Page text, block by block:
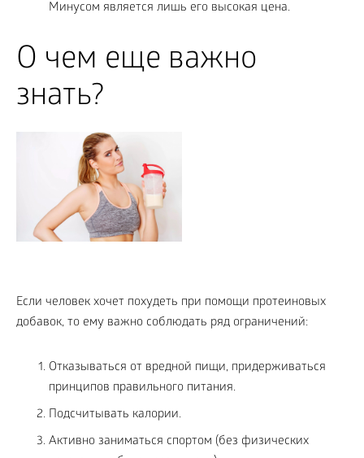
Минусом является лишь его высокая цена.
О чем еще важно
знать?
Если человек хочет похудеть при помощи протеиновых
добавок, то ему важно соблюдать ряд ограничений:
Отказываться от вредной пищи, придерживаться
принципов правильного питания.
Подсчитывать калории.
Активно заниматься спортом (без физических